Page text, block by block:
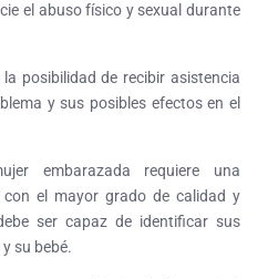
el abuso físico y sexual durante
posibilidad de recibir asistencia
y sus posibles efectos en el
embarazada requiere una
el mayor grado de calidad y
ser capaz de identificar sus
su bebé.